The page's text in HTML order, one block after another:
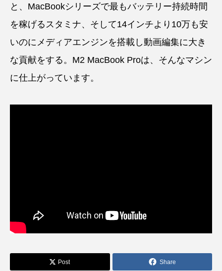
と、MacBookシリーズで最もバッテリー持続時間
を稼げるスタミナ、そして14インチより10万も安
いのにメディアエンジンを搭載し動画編集に大き
な貢献をする。M2 MacBook Proは、そんなマシン
に仕上がっています。
Post Share